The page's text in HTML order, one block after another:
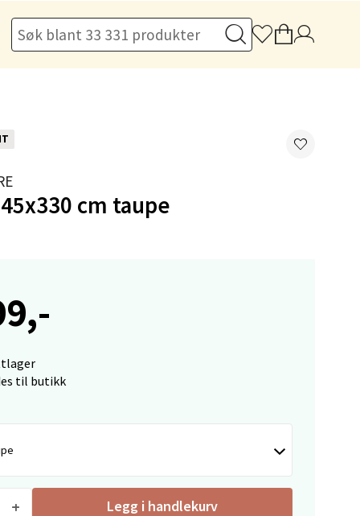
cm taupe
til butikk
Legg i handlekurv